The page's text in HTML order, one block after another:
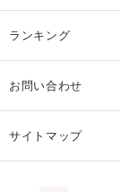
ランキング
お問い合わせ
サイトマップ